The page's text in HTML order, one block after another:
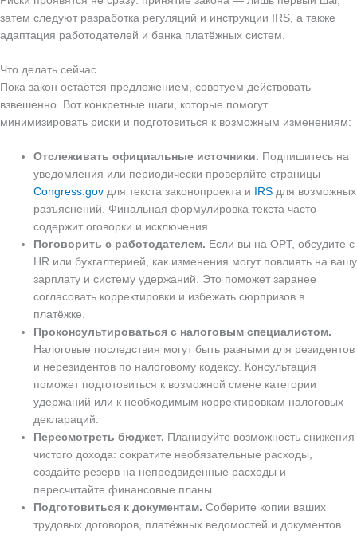
затем следуют разработка регуляций и инструкции IRS, а также
адаптация работодателей и банка платёжных систем.
Что делать сейчас
Пока закон остаётся предложением, советуем действовать
взвешенно. Вот конкретные шаги, которые помогут
минимизировать риски и подготовиться к возможным изменениям:
Отслеживать официальные источники. Подпишитесь на
уведомления или периодически проверяйте страницы
Congress.gov для текста законопроекта и IRS для возможных
разъяснений. Финальная формулировка текста часто
содержит оговорки и исключения.
Поговорить с работодателем. Если вы на OPT, обсудите с
HR или бухгалтерией, как изменения могут повлиять на вашу
зарплату и систему удержаний. Это поможет заранее
согласовать корректировки и избежать сюрпризов в
платёжке.
Проконсультироваться с налоговым специалистом.
Налоговые последствия могут быть разными для резидентов
и нерезидентов по налоговому кодексу. Консультация
поможет подготовиться к возможной смене категории
удержаний или к необходимым корректировкам налоговых
деклараций.
Пересмотреть бюджет. Планируйте возможность снижения
чистого дохода: сократите необязательные расходы,
создайте резерв на непредвиденные расходы и
пересчитайте финансовые планы.
Подготовиться к документам. Соберите копии ваших
трудовых договоров, платёжных ведомостей и документов